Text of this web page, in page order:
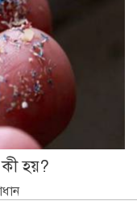
কী হয়?